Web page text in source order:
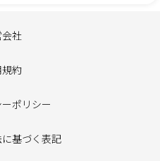
社
約
ポリシー
基づく表記